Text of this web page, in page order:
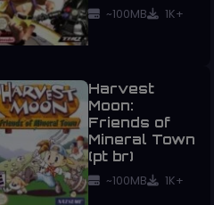
~100MB 1K+
Harvest
Moon:
Friends of
Mineral Town
(pt br)
~100MB 1K+